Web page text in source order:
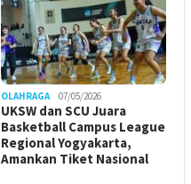
OLAHRAGA 07/05/2026
UKSW dan SCU Juara
Basketball Campus League
Regional Yogyakarta,
Amankan Tiket Nasional